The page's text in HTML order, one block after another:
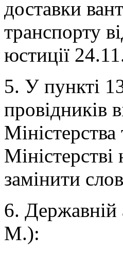
доставки
транспорту
юстиції
5. У пункті
провідників
замінити
6. Державній
М.):